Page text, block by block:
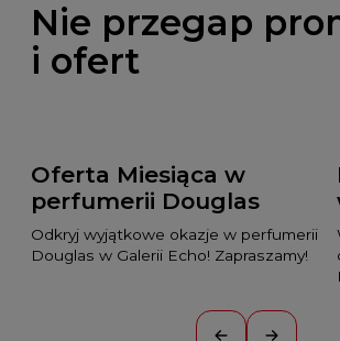
Nie przegap
i ofert
Oferta Miesiąca w
perfumerii Douglas
Odkryj wyjątkowe okazje w perfumerii
Douglas w Galerii Echo! Zapraszamy!